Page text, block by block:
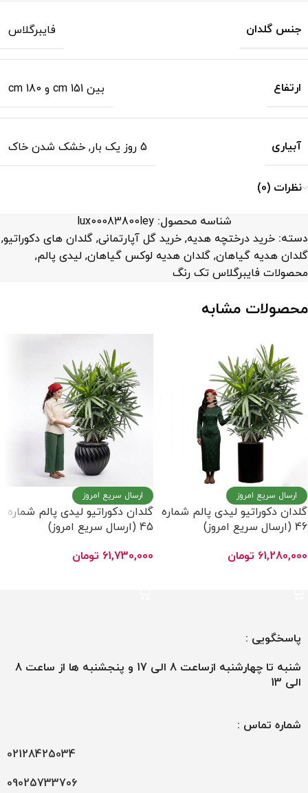
جنس گلدان فایبرگلاس
ارتفاع بین 151 cm و 180 cm
آبیاری 5 روز یک بار , خشک شدن خاک
نظرات (0)
شناسه محصول:lux00083800ley
دسته: خرید درختچه هدیه, خرید گل آپارتمانی, گلدان های دکوراتیو,
گلدان هدیه گیاهان, گلدان هدیه لوکس گیاهان, لیدی پالم,
محصولات فایبرگلاس تک رنگ
محصولات مشابه
ارسال سریع امروز
گلدان دکوراتیو لیدی پالم شماره
46 (ارسال سریع امروز)
61,280,000 تومان
ارسال سریع امروز
گلدان دکوراتیو لیدی پالم شماره
45 (ارسال سریع امروز)
61,730,000 تومان
پاسخگویی :
شنبه تا چهارشنبه ازساعت 8 الی 17 و پنجشنبه ها از ساعت 8
الی 13
شماره تماس :
02128425034
09025733706